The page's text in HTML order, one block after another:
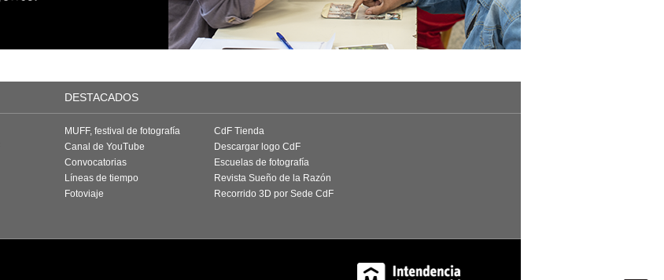
DESTACADOS
MUFF, festival de fotografía
Canal de YouTube
Convocatorias
Líneas de tiempo
Fotoviaje
CdF Tienda
Descargar logo CdF
Escuelas de fotografía
Revista Sueño de la Razón
Recorrido 3D por Sede CdF